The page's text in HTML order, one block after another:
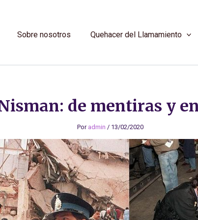
Sobre nosotros Quehacer del Llamamiento
de mentiras y
Por admin / 13/02/2020